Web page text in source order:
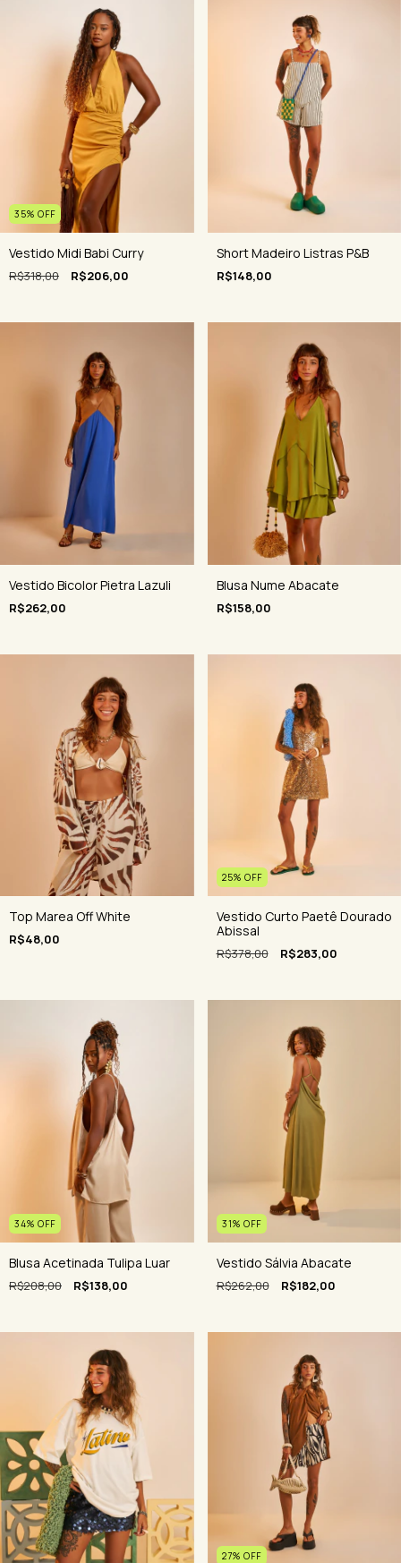
35% OFF
Vestido Midi Babi Curry
R$318,00 R$206,00
Short Madeiro Listras P&B
R$148,00
Vestido Bicolor Pietra Lazuli
R$262,00
Blusa Nume Abacate
R$158,00
Top Marea Off White
R$48,00
25% OFF
Vestido Curto Paetê Dourado
Abissal
R$378,00 R$283,00
34% OFF
Blusa Acetinada Tulipa Luar
R$208,00 R$138,00
31% OFF
Vestido Sálvia Abacate
R$262,00 R$182,00
27% OFF